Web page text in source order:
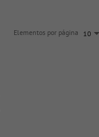
Elementos por página 10